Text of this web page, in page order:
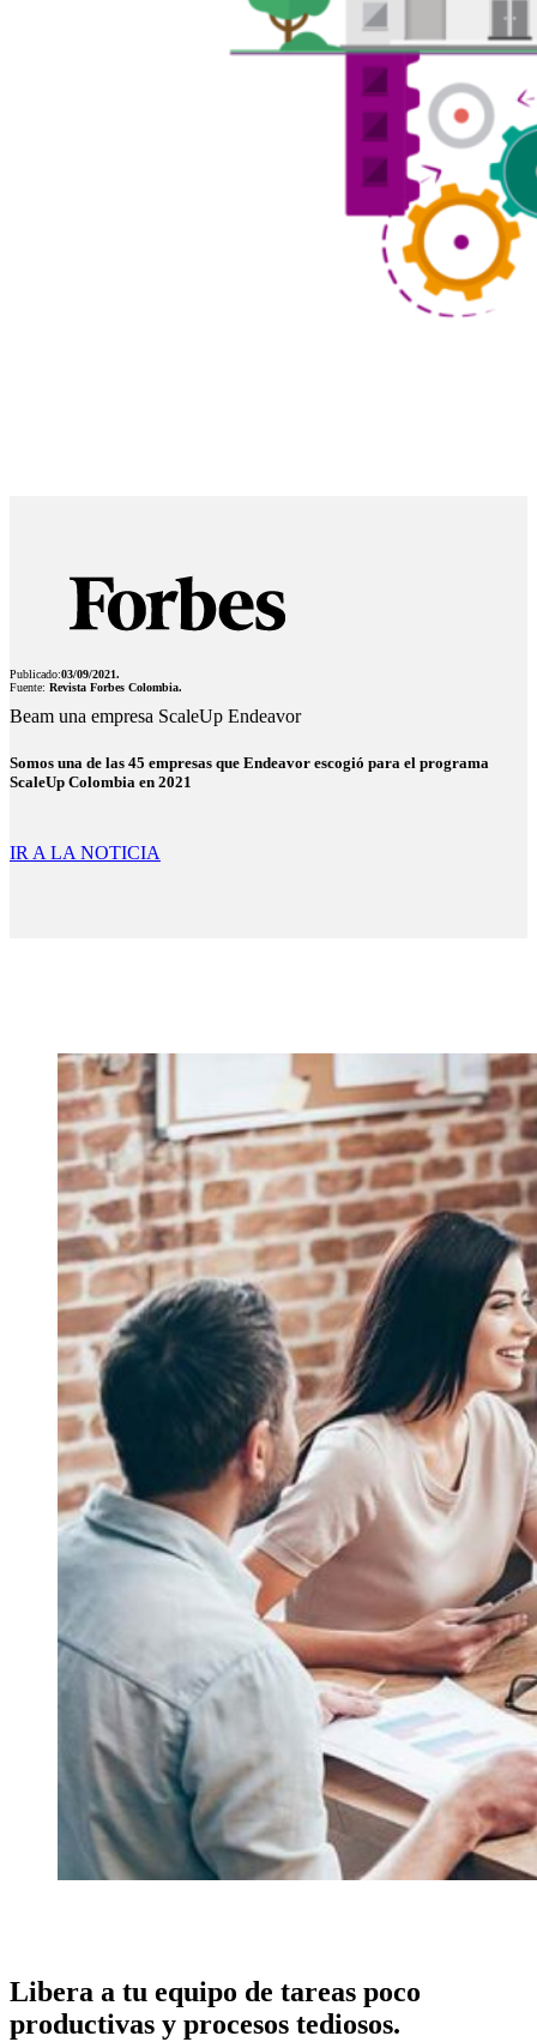
Publicado:03/09/2021.
Fuente: Revista Forbes Colombia.
Beam una empresa ScaleUp Endeavor
Somos una de las 45 empresas que Endeavor escogió para el programa
ScaleUp Colombia en 2021
IR A LA NOTICIA
Libera a tu equipo de tareas poco
productivas y procesos tediosos.